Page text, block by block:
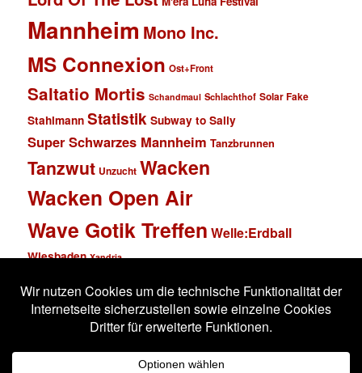
Mannheim Mono Inc.
MS Connexion Ost+Front
Saltatio Mortis Schandmaul Schlachthof Solar Fake
Stahlmann Statistik Subway to Sally
Super Schwarzes Mannheim Tanzbrunnen
Tanzwut Unzucht Wacken
Wacken Open Air
Wave Gotik Treffen Welle:Erdball
Wiesbaden Xandria
Impressum